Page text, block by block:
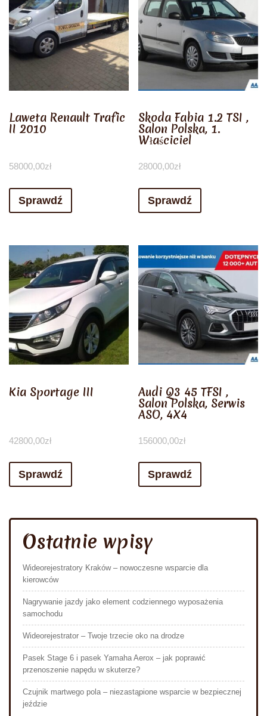
Laweta Renault Trafic
II 2010
58000,00zł
Sprawdź
Skoda Fabia 1.2 TSI ,
Salon Polska, 1.
Właściciel
28000,00zł
Sprawdź
Kia Sportage III
42800,00zł
Sprawdź
Audi Q3 45 TFSI ,
Salon Polska, Serwis
ASO, 4X4
156000,00zł
Sprawdź
Ostatnie wpisy
Wideorejestratory Kraków – nowoczesne wsparcie dla
kierowców
Nagrywanie jazdy jako element codziennego wyposażenia
samochodu
Wideorejestrator – Twoje trzecie oko na drodze
Pasek Stage 6 i pasek Yamaha Aerox – jak poprawić
przenoszenie napędu w skuterze?
Czujnik martwego pola – niezastąpione wsparcie w bezpiecznej
jeździe